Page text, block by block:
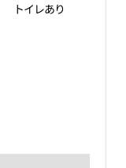
トイレあり